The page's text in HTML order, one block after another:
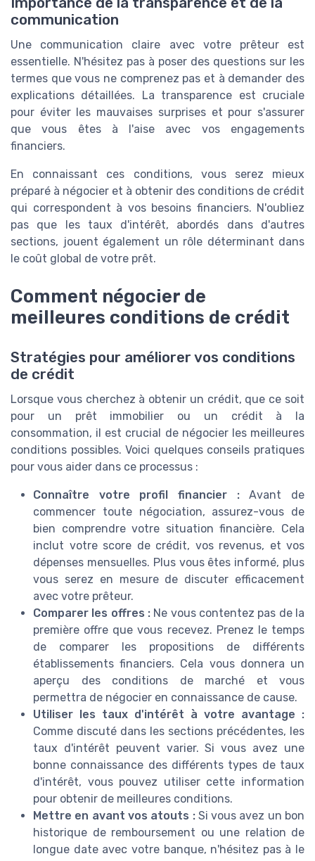
communication
Une communication claire avec votre prêteur est
essentielle. N'hésitez pas à poser des questions sur les
termes que vous ne comprenez pas et à demander des
explications détaillées. La transparence est cruciale
pour éviter les mauvaises surprises et pour s'assurer
que vous êtes à l'aise avec vos engagements
financiers.
En connaissant ces conditions, vous serez mieux
préparé à négocier et à obtenir des conditions de crédit
qui correspondent à vos besoins financiers. N'oubliez
pas que les taux d'intérêt, abordés dans d'autres
sections, jouent également un rôle déterminant dans
le coût global de votre prêt.
Comment négocier de
meilleures conditions de crédit
Stratégies pour améliorer vos conditions
de crédit
Lorsque vous cherchez à obtenir un crédit, que ce soit
pour un prêt immobilier ou un crédit à la
consommation, il est crucial de négocier les meilleures
conditions possibles. Voici quelques conseils pratiques
pour vous aider dans ce processus :
Connaître votre profil financier :Avant de
commencer toute négociation, assurez-vous de
bien comprendre votre situation financière. Cela
inclut votre score de crédit, vos revenus, et vos
dépenses mensuelles. Plus vous êtes informé, plus
vous serez en mesure de discuter efficacement
avec votre prêteur.
Comparer les offres : Ne vous contentez pas de la
première offre que vous recevez. Prenez le temps
de comparer les propositions de différents
établissements financiers. Cela vous donnera un
aperçu des conditions de marché et vous
permettra de négocier en connaissance de cause.
Utiliser les taux d'intérêt à votre avantage :
Comme discuté dans les sections précédentes, les
taux d'intérêt peuvent varier. Si vous avez une
bonne connaissance des différents types de taux
d'intérêt, vous pouvez utiliser cette information
pour obtenir de meilleures conditions.
Mettre en avant vos atouts :Si vous avez un bon
historique de remboursement ou une relation de
longue date avec votre banque, n'hésitez pas à le